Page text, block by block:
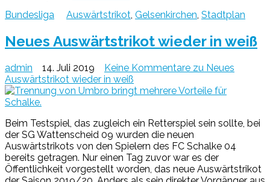
Bundesliga
Auswärtstrikot Gelsenkirchen Stadtplan
Neues Auswärtstrikot wieder in weiß
admin 14. Juli 2019 Keine Kommentare zu Neues
Auswärtstrikot wieder in weiß
Beim Testspiel, das zugleich ein Retterspiel sein sollte, bei
der SG Wattenscheid 09 wurden die neuen
Auswärtstrikots von den Spielern des FC Schalke 04
bereits getragen. Nur einen Tag zuvor war es der
Öffentlichkeit vorgestellt worden, das neue Auswärtstrikot